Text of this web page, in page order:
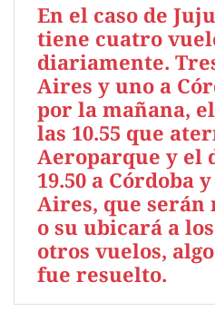
En el caso de
tiene cuatro
diariamente.
Aires y uno a
por la mañana,
las 10.55 que
Aeroparque y el
19.50 a Córdoba
Aires, que serán
o su ubicará a
otros vuelos,
fue resuelto.